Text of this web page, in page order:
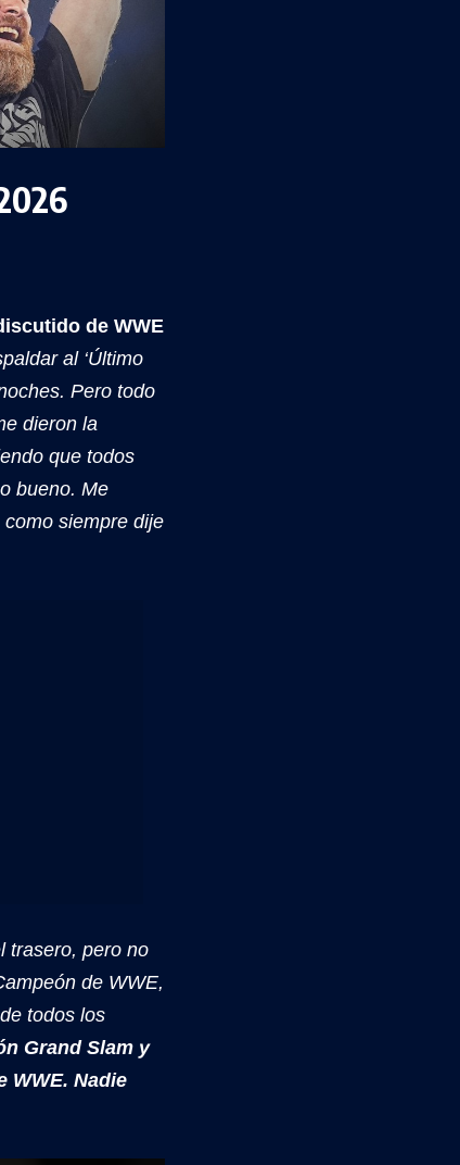
de WWE
al ‘Último
Pero todo
dieron la
que todos
bueno. Me
siempre dije
trasero, pero no
de WWE,
todos los
Grand Slam y
WWE. Nadie